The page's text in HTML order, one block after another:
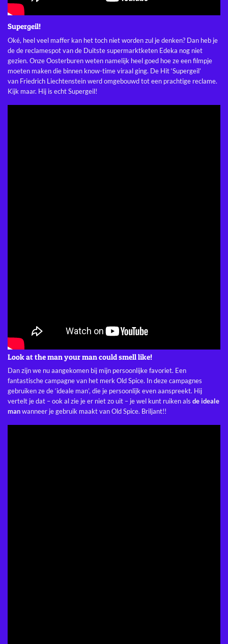
Supergeil!
Oké, heel veel maffer kan het toch niet worden zul je denken? Dan heb je
de de reclamespot van de Duitste supermarktketen Edeka nog niet
gezien. Onze Oosterburen weten namelijk heel goed hoe ze een filmpje
moeten maken die binnen know-time viraal ging. De Hit ‘Supergeil’
van Friedrich Liechtenstein werd omgebouwd tot een prachtige reclame.
Kijk maar. Hij is echt Supergeil!
Look at the man your man could smell like!
Dan zijn we nu aangekomen bij mijn persoonlijke favoriet. Een
fantastische campagne van het merk Old Spice. In deze campagnes
gebruiken ze de ‘ideale man’, die je persoonlijk even aanspreekt. Hij
vertelt je dat – ook al zie je er niet zo uit – je wel kunt ruiken als de ideale
manwanneer je gebruik maakt van Old Spice. Briljant!!